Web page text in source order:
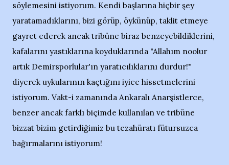
söylemesini istiyorum. Kendi başlarına hiçbir şey
yaratamadıklarını, bizi görüp, öykünüp, taklit etmeye
gayret ederek ancak tribüne biraz benzeyebildiklerini,
kafalarını yastıklarına koyduklarında "Allahım noolur
artık Demirsporlular'ın yaratıcılıklarını durdur!"
diyerek uykularının kaçtığını iyice hissetmelerini
istiyorum. Vakt-i zamanında Ankaralı Anarşistlerce,
benzer ancak farklı biçimde kullanılan ve tribüne
bizzat bizim getirdiğimiz bu tezahüratı fütursuzca
bağırmalarını istiyorum!